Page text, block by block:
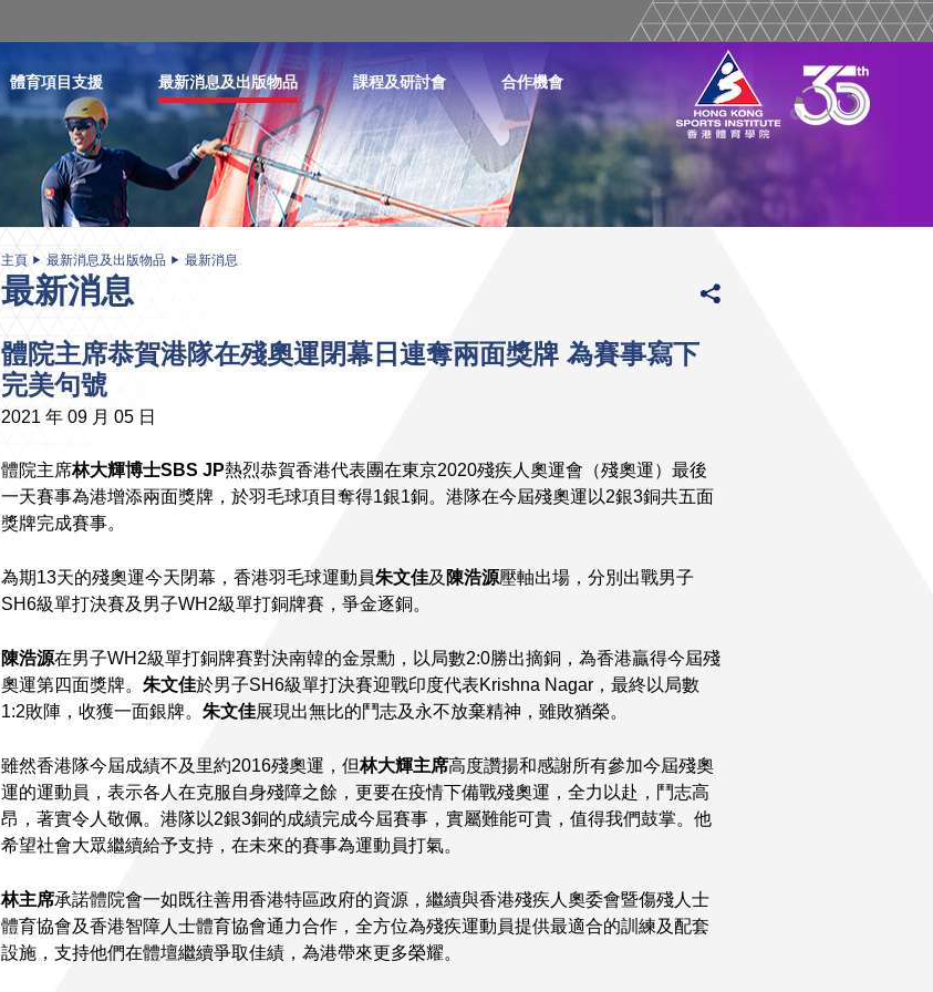
體育項目支援 最新消息及出版物品 課程及研討會 合作機會
主頁 最新消息及出版物品 最新消息
最新消息
體院主席恭賀港隊在殘奧運閉幕日連奪兩面獎牌 為賽事寫下
完美句號
2021 年 09 月 05 日
體院主席林大輝博士SBS JP熱烈恭賀香港代表團在東京2020殘疾人奧運會（殘奧運）最後
一天賽事為港增添兩面獎牌，於羽毛球項目奪得1銀1銅。港隊在今屆殘奧運以2銀3銅共五面
獎牌完成賽事。
為期13天的殘奧運今天閉幕，香港羽毛球運動員朱文佳及 陳浩源壓軸出場，分別出戰男子
SH6級單打決賽及男子WH2級單打銅牌賽，爭金逐銅。
陳浩源在男子WH2級單打銅牌賽對決南韓的金景勳，以局數2:0勝出摘銅，為香港贏得今屆殘
奧運第四面獎牌。 朱文佳於男子SH6級單打決賽迎戰印度代表Krishna Nagar，最終以局數
1:2敗陣，收獲一面銀牌。 朱文佳展現出無比的鬥志及永不放棄精神，雖敗猶榮。
雖然香港隊今屆成績不及里約2016殘奧運，但林大輝主席高度讚揚和感謝所有參加今屆殘奧
運的運動員，表示各人在克服自身殘障之餘，更要在疫情下備戰殘奧運，全力以赴，鬥志高
昂，著實令人敬佩。港隊以2銀3銅的成績完成今屆賽事，實屬難能可貴，值得我們鼓掌。他
希望社會大眾繼續給予支持，在未來的賽事為運動員打氣。
林主席承諾體院會一如既往善用香港特區政府的資源，繼續與香港殘疾人奧委會暨傷殘人士
體育協會及香港智障人士體育協會通力合作，全方位為殘疾運動員提供最適合的訓練及配套
設施，支持他們在體壇繼續爭取佳績，為港帶來更多榮耀。